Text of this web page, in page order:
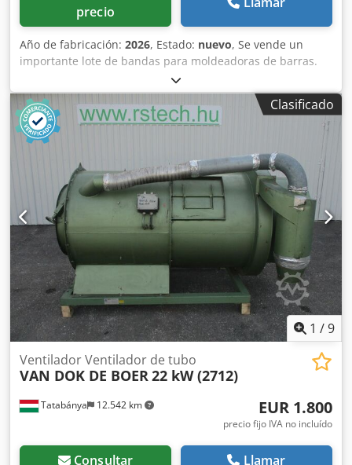
precio
Año de fabricación: 2026, Estado: nuevo, Se vende un
importante lote de bandas para moldeadoras de barras.
Marcas disponibles: - MAJOR - BONGARD - MERAND
TENOR/TREGOR - BERTRAND EURO2000 - BERTRAND
EUROMAP - JAC - PANIRECORD F73 - PANIRECORD F60/F57 -
SINMAG - PAVAILLER Cedpfjzqt Tcjx Amujha - STAFF Precios
unitarios y al por mayor. Se venden en kits completos para
una moldeadora, que incluyen: - Banda delantera - Banda
trasera - Banda inferior de refuerzo - Banda de recepción
Clasificado
1 /9
Tatabánya 12.542 km
Ventilador Ventilador de tubo
VAN DOK DE BOER22 kW (2712)
EUR 1.800
precio fijo IVA no incluído
Consultar Llamar